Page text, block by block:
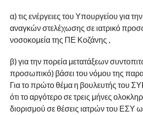
α) τις ενέργειες του Υπουργείου για
αναγκών στελέχωσης σε ιατρικό
νοσοκομεία της ΠΕ Κοζάνης ,
β) για την πορεία μετατάξεων
προσωπικό) βάσει του νόμου της
Για το πρώτο θέμα η βουλευτής του
ότι το αργότερο σε τρεις μήνες
διορισμού σε θέσεις ιατρών του ΕΣΥ